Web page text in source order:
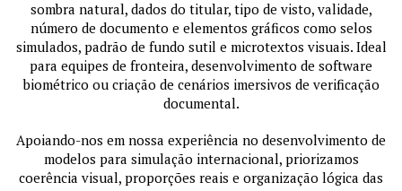
sombra natural, dados do titular, tipo de visto, validade,
número de documento e elementos gráficos como selos
simulados, padrão de fundo sutil e microtextos visuais. Ideal
para equipes de fronteira, desenvolvimento de software
biométrico ou criação de cenários imersivos de verificação
documental.
Apoiando-nos em nossa experiência no desenvolvimento de
modelos para simulação internacional, priorizamos
coerência visual, proporções reais e organização lógica das